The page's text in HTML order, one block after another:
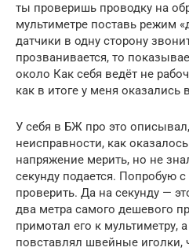
ты проверишь проводку на
мультиметре поставь режим
датчики в одну сторону
прозванивается, то
около Как себя ведёт не
как в итоге у меня оказались
У себя в БЖ про это
неисправности, как
напряжение мерить, но не
секунду подается. Попробую
проверить. Да на секунду —
два метра самого дешевого
примотал его к мультиметру,
повставлял швейные иголки,